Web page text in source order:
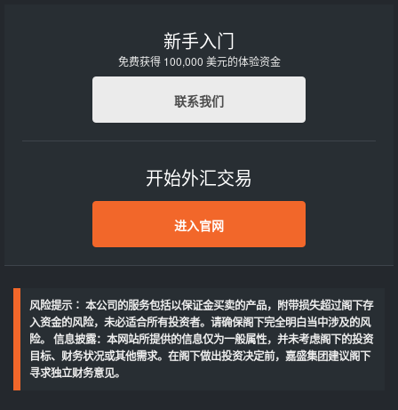
新手入门
免费获得 100,000 美元的体验资金
联系我们
开始外汇交易
进入官网
风险提示∶ 本公司的服务包括以保证金买卖的产品，附带损失超过阁下存
入资金的风险，未必适合所有投资者。请确保阁下完全明白当中涉及的风
险。 信息披露：本网站所提供的信息仅为一般属性，并未考虑阁下的投资
目标、财务状况或其他需求。在阁下做出投资决定前，嘉盛集团建议阁下
寻求独立财务意见。